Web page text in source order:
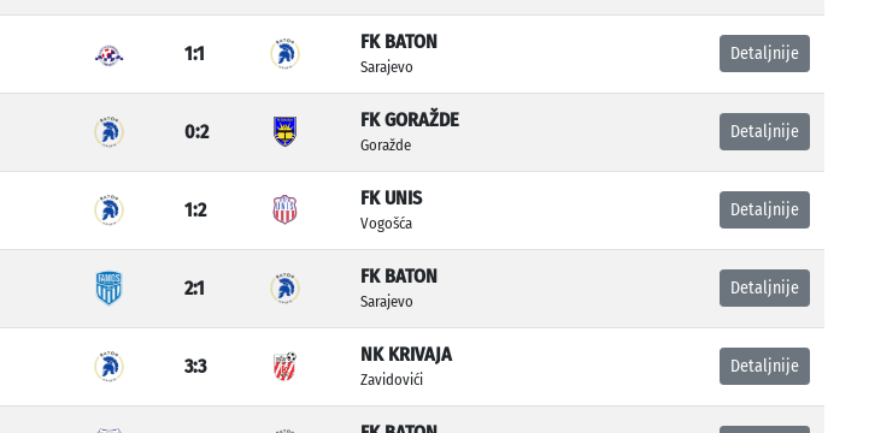
1:1
FK BATON
Sarajevo
Detaljnije
0:2
FK GORAŽDE
Goražde
Detaljnije
1:2
FK UNIS
Vogošća
Detaljnije
2:1
FK BATON
Sarajevo
Detaljnije
3:3
NK KRIVAJA
Zavidovići
Detaljnije